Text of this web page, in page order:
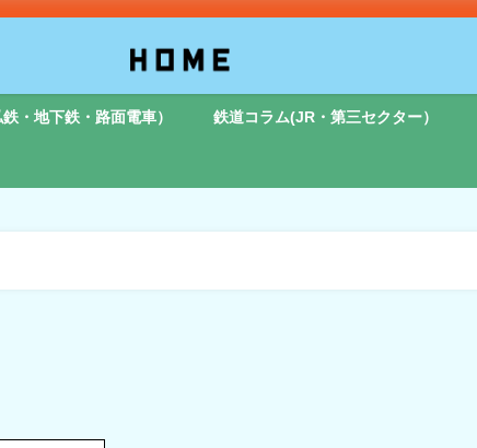
・地下鉄・路面電車） 鉄道コラム(JR・第三セクター）